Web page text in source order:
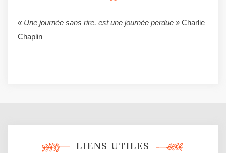
« Une journée sans rire, est une journée perdue » Charlie
Chaplin
LIENS UTILES